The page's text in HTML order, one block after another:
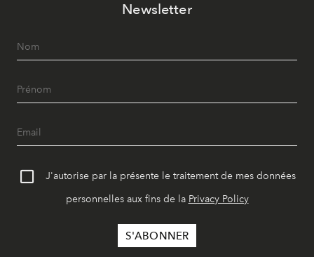
Newsletter
J'autorise par la présente le traitement de mes données
personnelles aux fins de la Privacy Policy